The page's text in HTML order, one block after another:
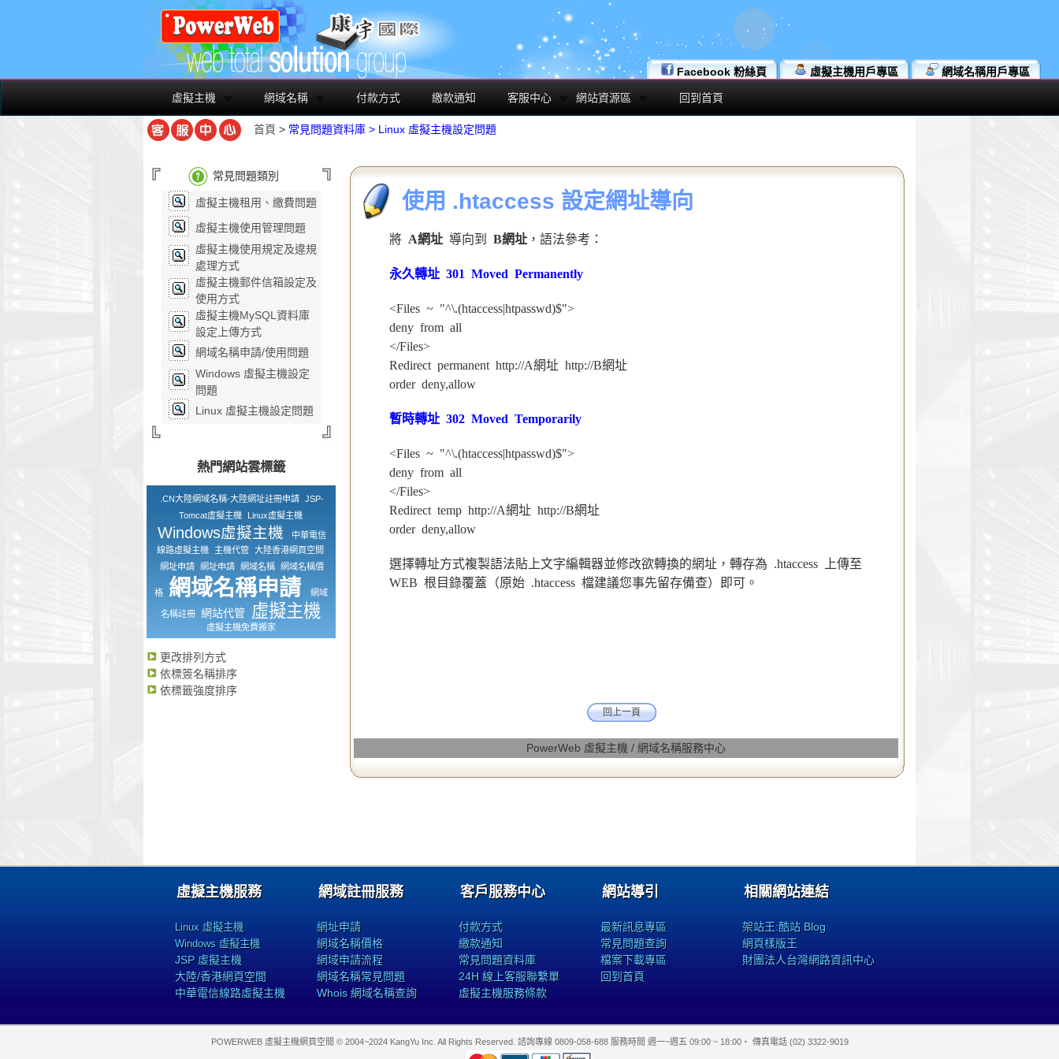
網域名稱用戶專區
虛擬主機用戶專區
Facebook 粉絲頁
虛擬主機 網域名稱 付款方式 繳款通知 客服中心 網站資源區 回到首頁
首頁 > 常見問題資料庫 > Linux 虛擬主機設定問題
常見問題類別
虛擬主機租用、繳費問題
虛擬主機使用管理問題
虛擬主機使用規定及違規
處理方式
虛擬主機郵件信箱設定及
使用方式
虛擬主機MySQL資料庫
設定上傳方式
網域名稱申請/使用問題
Windows 虛擬主機設定
問題
Linux 虛擬主機設定問題
熱門網站雲標籤
.CN大陸網域名稱-大陸網址註冊申請 JSP-
Tomcat虛擬主機
Linux虛擬主機
Windows虛擬主機
中華電信
線路虛擬主機
主機代管 大陸香港網頁空間
網址申請 網址申請 網域名稱 網域名稱價
格 網域名稱申請 網域
名稱註冊 網站代管 虛擬主機
虛擬主機免費搬家
更改排列方式
依標簽名稱排序
依標籤強度排序
使用 .htaccess 設定網址導向
將 A網址導向到 B網址，語法參考：
永久轉址 301 Moved Permanently
<Files ~ "^\.(htaccess|htpasswd)$">
deny from all
</Files>
Redirect permanent http://A網址 http://B網址
order deny,allow
暫時轉址 302 Moved Temporarily
<Files ~ "^\.(htaccess|htpasswd)$">
deny from all
</Files>
Redirect temp http://A網址 http://B網址
order deny,allow
選擇轉址方式複製語法貼上文字編輯器並修改欲轉換的網址，轉存為 .htaccess 上傳至
WEB 根目錄覆蓋（原始 .htaccess 檔建議您事先留存備查）即可。
回上一頁
PowerWeb 虛擬主機 / 網域名稱服務中心
虛擬主機服務
Linux 虛擬主機
Windows 虛擬主機
JSP 虛擬主機
大陸/香港網頁空間
中華電信線路虛擬主機
網域註冊服務
網址申請
網域名稱價格
網域申請流程
網域名稱常見問題
Whois 網域名稱查詢
客戶服務中心
付款方式
繳款通知
常見問題資料庫
24H 線上客服聯繫單
虛擬主機服務條款
網站導引
最新訊息專區
常見問題查詢
檔案下載專區
回到首頁
相關網站連結
架站王:酷站 Blog
網頁樣版王
財團法人台灣網路資訊中心
POWERWEB 虛擬主機網頁空間 © 2004~2024 KangYu Inc. All Rights Reserved. 諮詢專線 0809-058-688 服務時間 週一~週五 09:00 ~ 18:00‧ 傳真電話 (02) 3322-9019